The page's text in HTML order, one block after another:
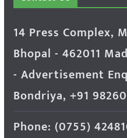
14 Press Complex,
Bhopal - 462011
- Advertisement
Bondriya, +91
Phone: (0755)